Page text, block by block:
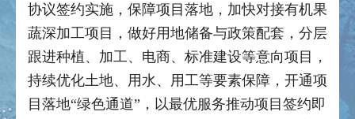
协议签约实施，保障项目落地，加快对接有机果
蔬深加工项目，做好用地储备与政策配套，分层
跟进种植、加工、电商、标准建设等意向项目，
持续优化土地、用水、用工等要素保障，开通项
目落地“绿色通道”，以最优服务推动项目签约即